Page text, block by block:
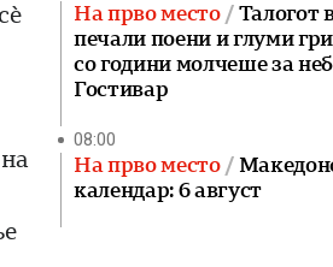
На прво место
Талогот
печали поени и глуми
со години молчеше за
Гостивар
08:00
На прво место
календар: 6 август